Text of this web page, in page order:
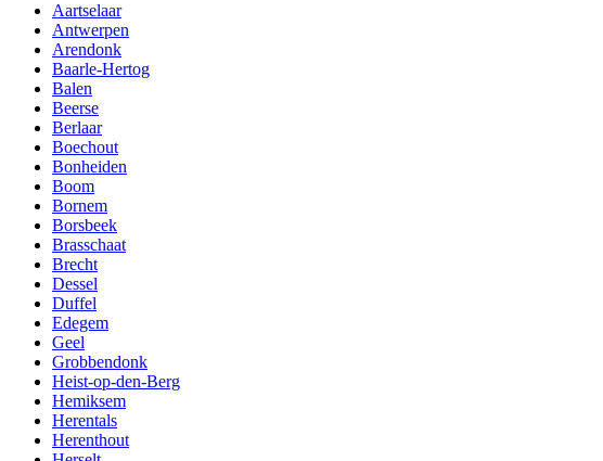
Aartselaar
Antwerpen
Arendonk
Baarle-Hertog
Balen
Beerse
Berlaar
Boechout
Bonheiden
Boom
Bornem
Borsbeek
Brasschaat
Brecht
Dessel
Duffel
Edegem
Geel
Grobbendonk
Heist-op-den-Berg
Hemiksem
Herentals
Herenthout